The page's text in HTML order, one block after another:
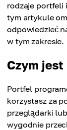
rodzaje portfeli
tym artykule
odpowiedzieć
w tym zakresie.
Czym
Portfel
korzystasz za
przeglądarki
wygodnie